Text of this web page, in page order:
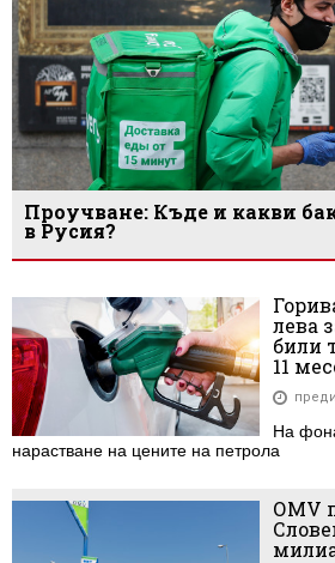
Проучване: Къде и какви
в Русия?
лева
били
11
На
нарастване на цените на петрола
ОMV